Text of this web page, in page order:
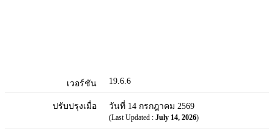
เวอร์ชัน 19.6.6
ปรับปรุงเมื่อ วันที่ 14 กรกฎาคม 2569
(Last Updated : July 14, 2026)